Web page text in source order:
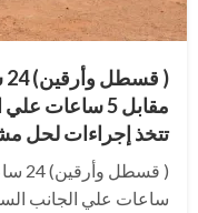
مقابل 5
تتخذ إجراءات لحل
ساعات علي الجانب